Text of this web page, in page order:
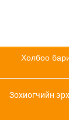
Холбоо
Зохиогчийн